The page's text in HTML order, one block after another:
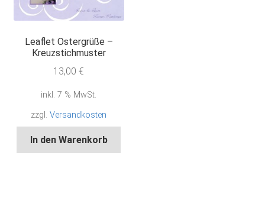
Leaflet Ostergrüße –
Kreuzstichmuster
13,00€
inkl. 7 % MwSt.
zzgl.Versandkosten
In den Warenkorb